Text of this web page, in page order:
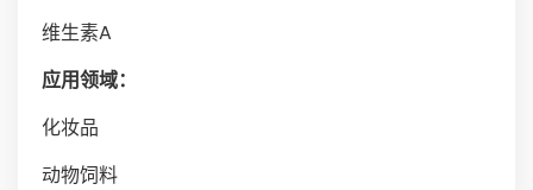
维生素A
应用领域：
化妆品
动物饲料